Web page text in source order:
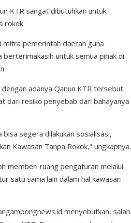
KTR sangat dibutuhkan untuk
rokok.
mitra pemerintah daerah guna
untuk semua pihak di
adanya Qanun KTR tersebut
dari resiko penyebab dari bahayanya
bisa segera dilakukan sosialisasi,
Kawasan Tanpa Rokok," ungkapnya.
memberi ruang pengaturan melalui
satu sama lain dalam hal kawasan
menyebutkan, salah